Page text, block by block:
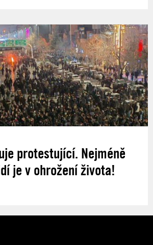
protestující. Nejméně
je v ohrožení života!